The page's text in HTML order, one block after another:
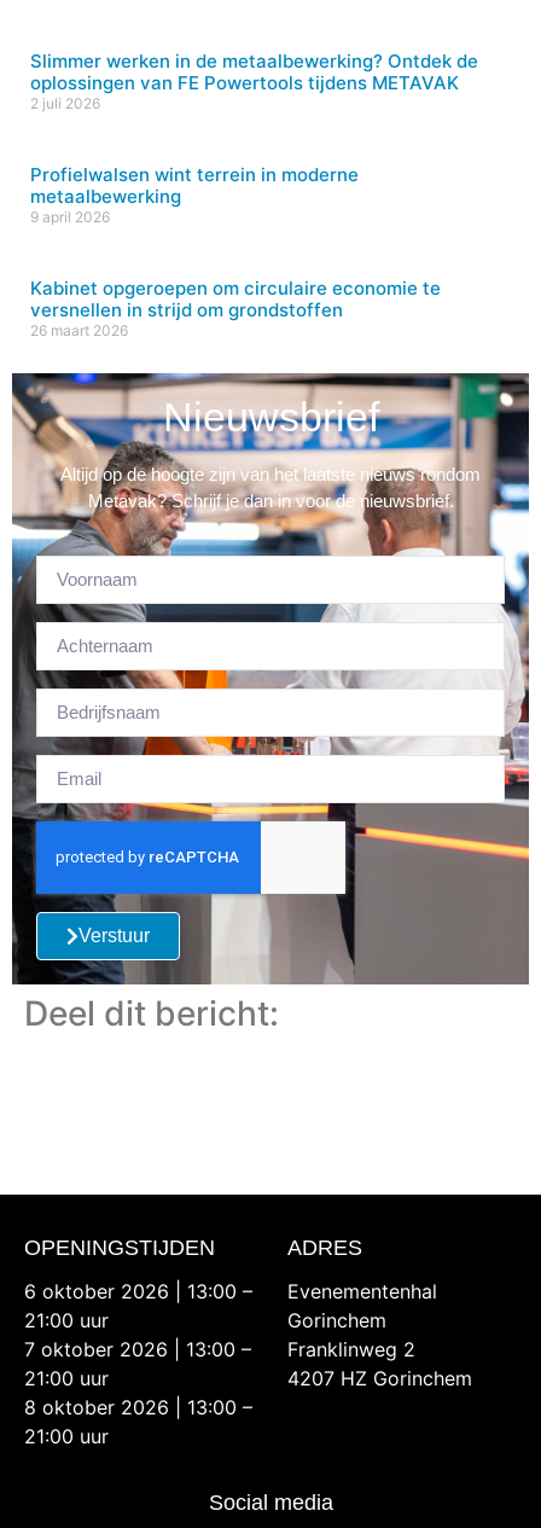
Slimmer werken in de metaalbewerking? Ontdek de
oplossingen van FE Powertools tijdens METAVAK
2 juli 2026
Profielwalsen wint terrein in moderne
metaalbewerking
9 april 2026
Kabinet opgeroepen om circulaire economie te
versnellen in strijd om grondstoffen
26 maart 2026
Nieuwsbrief
Altijd op de hoogte zijn van het laatste nieuws rondom
Metavak? Schrijf je dan in voor de nieuwsbrief.
Verstuur
Deel dit bericht:
OPENINGSTIJDEN
6 oktober 2026 | 13:00 –
21:00 uur
7 oktober 2026 | 13:00 –
21:00 uur
8 oktober 2026 | 13:00 –
21:00 uur
ADRES
Evenementenhal
Gorinchem
Franklinweg 2
4207 HZ Gorinchem
Social media